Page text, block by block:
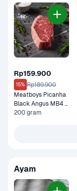
Rp159.900
15% Rp189.900
Meatboys Picanha
Black Angus MB4
Premium 200 gram
200 gram